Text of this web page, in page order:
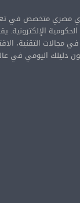
مصري متخصص في
الحكومية
مجالات التقنية،
دليلك اليومي في